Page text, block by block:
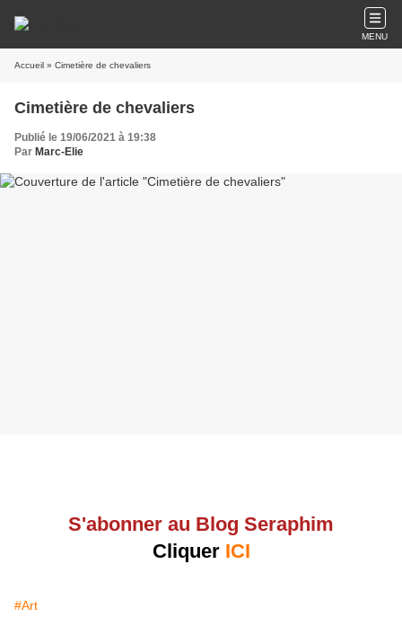
MENU
Accueil » Cimetière de chevaliers
Cimetière de chevaliers
Publié le 19/06/2021 à 19:38
Par Marc-Elie
S'abonner au Blog Seraphim
Cliquer ICI
#Art